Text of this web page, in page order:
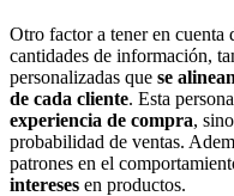
Otro factor a tener en cuenta
cantidades de información,
personalizadas que se alinean
de cada cliente. Esta
experiencia de compra,
probabilidad de ventas.
patrones en el
intereses en productos.